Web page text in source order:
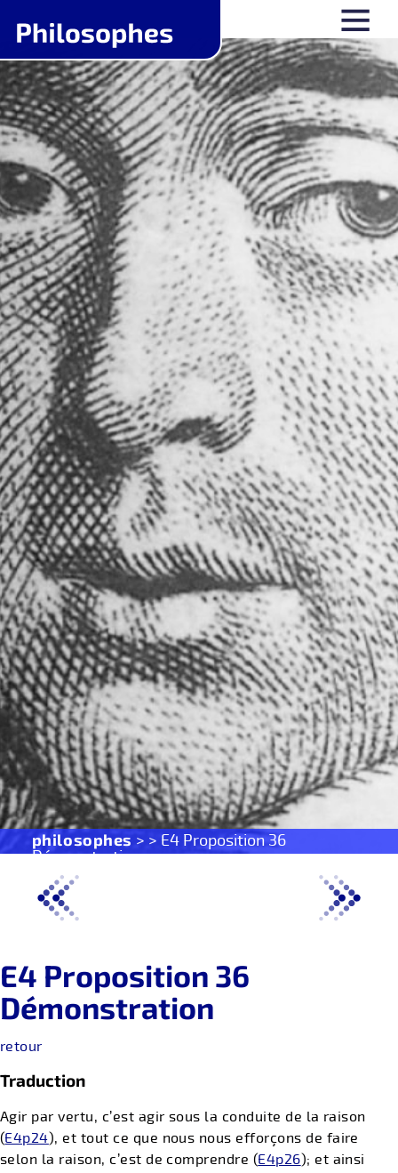
philosophes > > E4 Proposition 36
Démonstration
E4 Proposition 36
Démonstration
retour
Traduction
Agir par vertu, c’est agir sous la conduite de la raison
(E4p24), et tout ce que nous nous efforçons de faire
selon la raison, c’est de comprendre (E4p26); et ainsi